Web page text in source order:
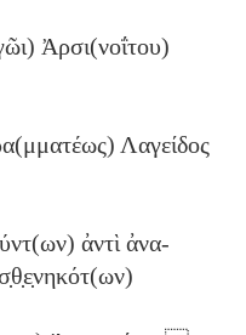
Ἀρσι(νοΐτου)
Λαγείδος
ἀντὶ ἀνα-